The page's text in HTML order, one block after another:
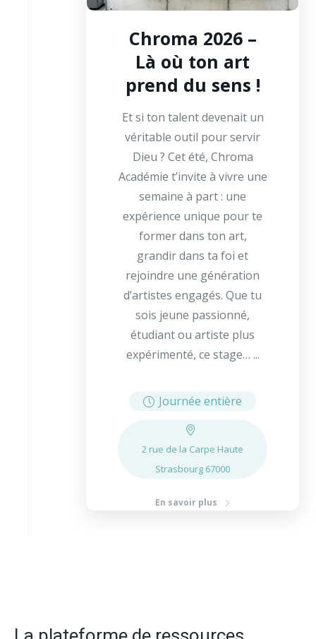
Chroma 2026 –
Là où ton art
prend du sens !
Et si ton talent devenait un
véritable outil pour servir
Dieu ? Cet été, Chroma
Académie t’invite à vivre une
semaine à part : une
expérience unique pour te
former dans ton art,
grandir dans ta foi et
rejoindre une génération
d’artistes engagés. Que tu
sois jeune passionné,
étudiant ou artiste plus
expérimenté, ce stage… ...
Journée entière
2 rue de la Carpe Haute
Strasbourg 67000
En savoir plus